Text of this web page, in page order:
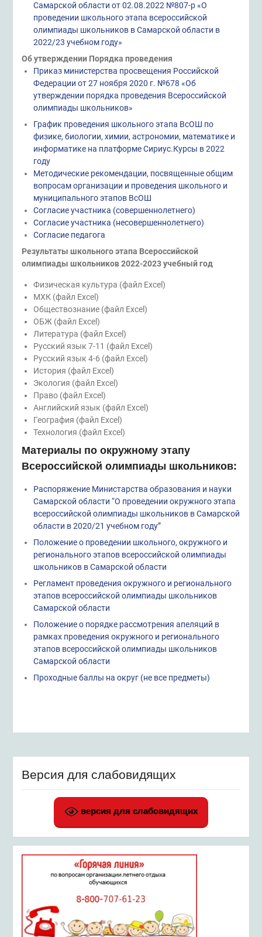
Самарской области от 02.08.2022 №807-р «О
проведении школьного этапа всероссийской
олимпиады школьников в Самарской области в
2022/23 учебном году»
Об утверждении Порядка проведения
Приказ министерства просвещения Российской
Федерации от 27 ноября 2020 г. №678 «Об
утверждении порядка проведения Всероссийской
олимпиады школьников»
График проведения школьного этапа ВсОШ по
физике, биологии, химии, астрономии, математике и
информатике на платформе Сириус.Курсы в 2022
году
Методические рекомендации, посвященные общим
вопросам организации и проведения школьного и
муниципального этапов ВсОШ
Согласие участника (совершеннолетнего)
Согласие участника (несовершеннолетнего)
Согласие педагога
Результаты школьного этапа Всероссийской
олимпиады школьников 2022-2023 учебный год
Физическая культура (файл Excel)
МХК (файл Excel)
Обществознание (файл Excel)
ОБЖ (файл Excel)
Литература (файл Excel)
Русский язык 7-11 (файл Excel)
Русский язык 4-6 (файл Excel)
История (файл Excel)
Экология (файл Excel)
Право (файл Excel)
Английский язык (файл Excel)
География (файл Excel)
Технология (файл Excel)
Материалы по окружному этапу
Всероссийской олимпиады школьников:
Распоряжение Министарства образования и науки
Самарской области “О проведении окружного этапа
всероссийской олимпиады школьников в Самарской
области в 2020/21 учебном году”
Положение о проведении школьного, окружного и
регионального этапов всероссийской олимпиады
школьников в Самарской области
Регламент проведения окружного и регионального
этапов всероссийской олимпиады школьников
Самарской области
Положение о порядке рассмотрения апеляций в
рамках проведения окружного и регионального
этапов всероссийской олимпиады школьников
Самарской области
Проходные баллы на округ (не все предметы)
Версия для слабовидящих
версия для слабовидящих